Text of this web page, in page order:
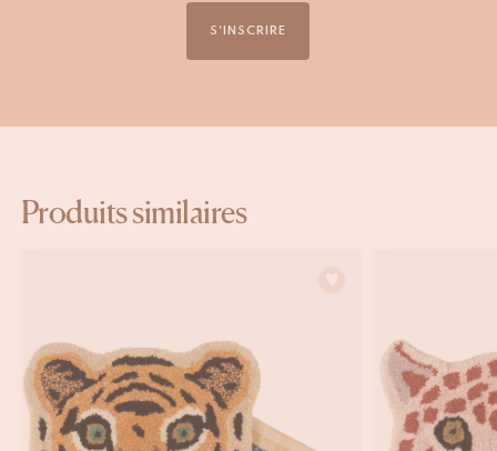
S'INSCRIRE
Produits similaires